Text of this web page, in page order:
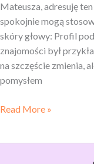
Mateusza, adresuję
spokojnie mogą
skóry głowy: Profil
znajomości był
na szczęście zmienia,
pomysłem
Read More »